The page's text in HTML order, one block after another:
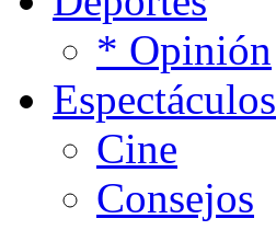
* Opinión
Espectáculos
Cine
Consejos